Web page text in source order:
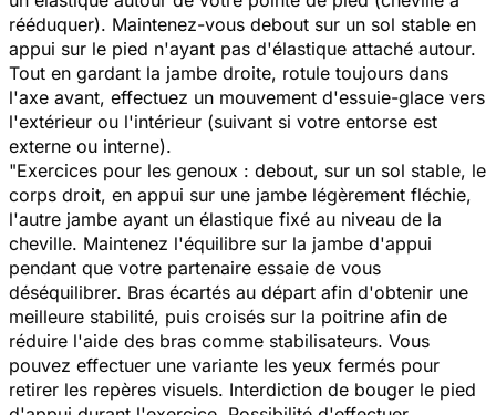
rééduquer). Maintenez-vous debout sur un sol stable en
appui sur le pied n'ayant pas d'élastique attaché autour.
Tout en gardant la jambe droite, rotule toujours dans
l'axe avant, effectuez un mouvement d'essuie-glace vers
l'extérieur ou l'intérieur (suivant si votre entorse est
externe ou interne).
"Exercices pour les genoux : debout, sur un sol stable, le
corps droit, en appui sur une jambe légèrement fléchie,
l'autre jambe ayant un élastique fixé au niveau de la
cheville. Maintenez l'équilibre sur la jambe d'appui
pendant que votre partenaire essaie de vous
déséquilibrer. Bras écartés au départ afin d'obtenir une
meilleure stabilité, puis croisés sur la poitrine afin de
réduire l'aide des bras comme stabilisateurs. Vous
pouvez effectuer une variante les yeux fermés pour
retirer les repères visuels. Interdiction de bouger le pied